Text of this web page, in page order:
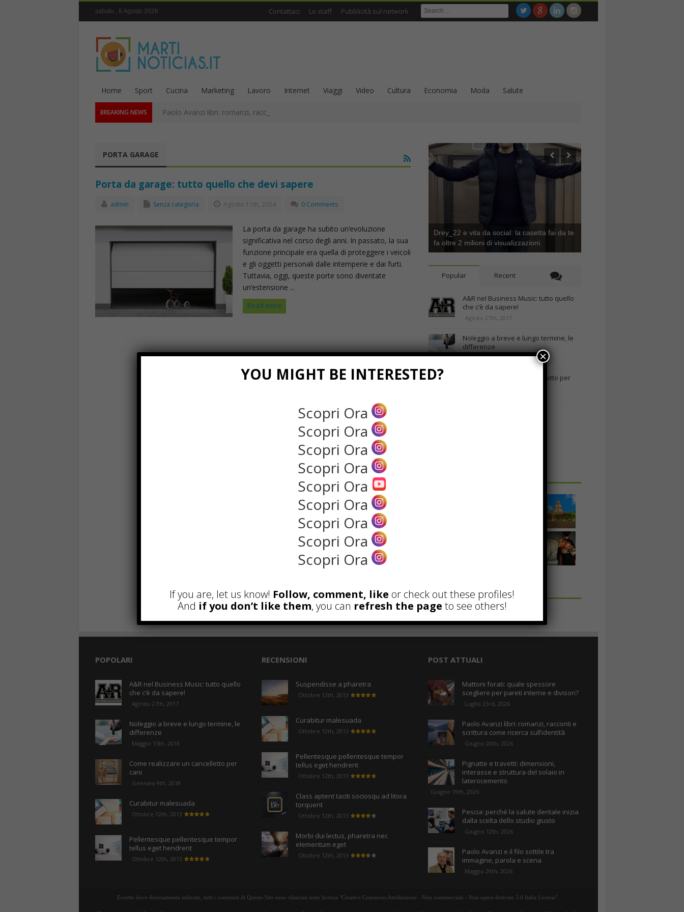
sabato , 8 Agosto 2026 Contattaci Lo staff Pubblicità sul network
Home Sport Cucina Marketing Lavoro Internet Viaggi Video Cultura Economia Moda Salute
BREAKING NEWS Paolo Avanzi libri: romanzi, racconti e scrittura come ricerca sull’identità
PORTA GARAGE
Porta da garage: tutto quello che devi sapere
admin Senza categoria Agosto 11th, 2024 0 Comments
La porta da garage ha subito un’evoluzione
significativa nel corso degli anni. In passato, la sua
funzione principale era quella di proteggere i veicoli
e gli oggetti personali dalle intemperie e dai furti.
Tuttavia, oggi, queste porte sono diventate
un’estensione ...
Read more
Drey_22 e vita da social: la casetta fai da te
fa oltre 2 milioni di visualizzazioni
Popular Recent
A&R nel Business Music: tutto quello
che c’è da sapere!
Agosto 27th, 2017
Noleggio a breve e lungo termine, le
differenze
Maggio 15th, 2018
Come realizzare un cancelletto per
POPOLARI
A&R nel Business Music: tutto quello
che c’è da sapere!
Agosto 27th, 2017
Noleggio a breve e lungo termine, le
differenze
Maggio 15th, 2018
Come realizzare un cancelletto per
cani
Gennaio 9th, 2018
Curabitur malesuada
Ottobre 12th, 2013
Pellentesque pellentesque tempor
tellus eget hendrerit
Ottobre 12th, 2013
RECENSIONI
Suspendisse a pharetra
Ottobre 12th, 2013
Curabitur malesuada
Ottobre 12th, 2013
Pellentesque pellentesque tempor
tellus eget hendrerit
Ottobre 12th, 2013
Class aptent taciti sociosqu ad litora
torquent
Ottobre 12th, 2013
Morbi dui lectus, pharetra nec
elementum eget
Ottobre 12th, 2013
POST ATTUALI
Mattoni forati: quale spessore
scegliere per pareti interne e divisori?
Luglio 23rd, 2026
Paolo Avanzi libri: romanzi, racconti e
scrittura come ricerca sull’identità
Giugno 20th, 2026
Pignatte e travetti: dimensioni,
interasse e struttura del solaio in
laterocemento
Giugno 19th, 2026
Pescia: perché la salute dentale inizia
dalla scelta dello studio giusto
Giugno 12th, 2026
Paolo Avanzi e il filo sottile tra
immagine, parola e scena
Maggio 29th, 2026
Eccetto dove diversamente indicato, tutti i contenuti di Questo Sito sono rilasciati sotto licenza "Creative Commons Attribuzione - Non commerciale - Non opere derivate 3.0 Italia License".
YOU MIGHT BE INTERESTED?
Scopri Ora
Scopri Ora
Scopri Ora
Scopri Ora
Scopri Ora
Scopri Ora
Scopri Ora
Scopri Ora
Scopri Ora
If you are, let us know! Follow, comment, like or check out these profiles!
And if you don’t like them, you can refresh the page to see others!
×